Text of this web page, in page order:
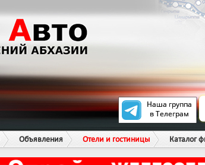
Объявления Отели и гостиницы Каталог